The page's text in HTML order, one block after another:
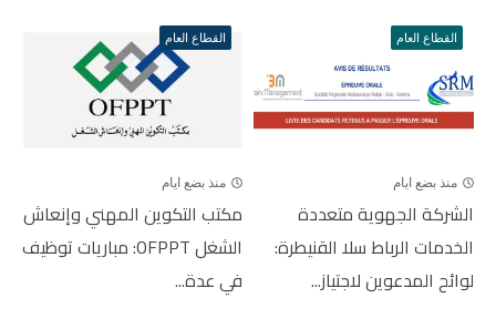
القطاع العام
منذ بضع ايام
الشركة الجهوية متعددة
الخدمات الرباط سلا القنيطرة:
لوائح المدعوين لاجتياز...
القطاع العام
منذ بضع ايام
مكتب التكوين المهني وإنعاش
الشغل OFPPT: مباريات توظيف
في عدة...